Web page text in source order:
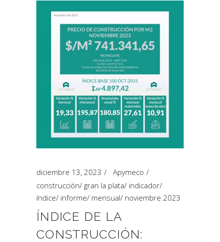
diciembre 13, 2023
Apymeco
construcción/ gran la plata/ indicador/
índice/ informe/ mensual/ noviembre 2023
ÍNDICE DE LA
CONSTRUCCIÓN: